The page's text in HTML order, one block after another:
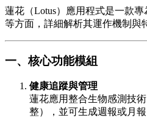
蓮花（Lotus）應用程式是一款
等方面，詳細解析其運作機制與
一、核心功能模組
健康追蹤與管理
蓮花應用整合生物感測技
整），並可生成週報或月